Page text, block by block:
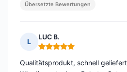
Übersetzte Bewertungen
L
LUC B.
Hinweis: 5 von 5
Qualitätsprodukt, schnell